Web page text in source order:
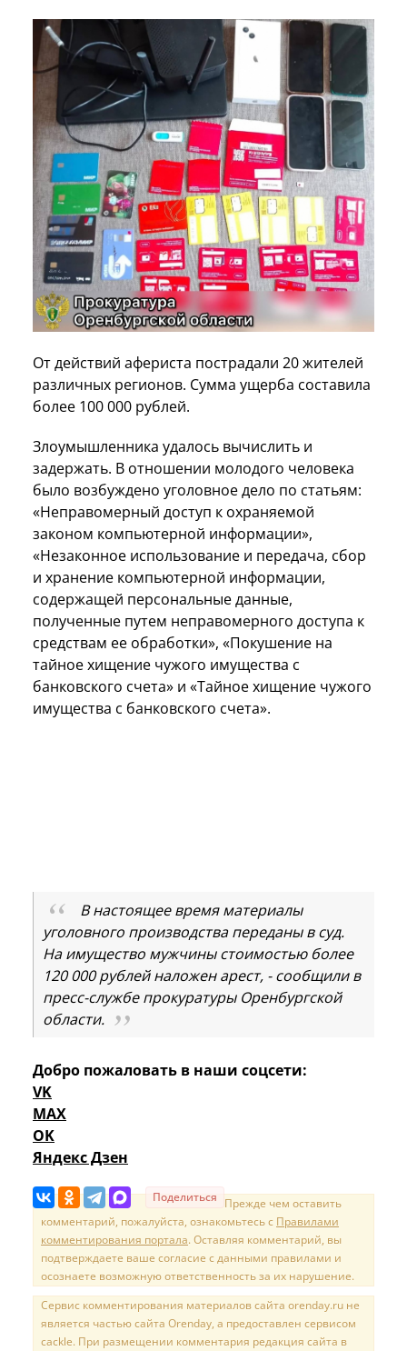
От действий афериста пострадали 20 жителей
различных регионов. Сумма ущерба составила
более 100 000 рублей.
Злоумышленника удалось вычислить и
задержать. В отношении молодого человека
было возбуждено уголовное дело по статьям:
«Неправомерный доступ к охраняемой
законом компьютерной информации»,
«Незаконное использование и передача, сбор
и хранение компьютерной информации,
содержащей персональные данные,
полученные путем неправомерного доступа к
средствам ее обработки», «Покушение на
тайное хищение чужого имущества с
банковского счета» и «Тайное хищение чужого
имущества с банковского счета».
В настоящее время материалы
уголовного производства переданы в суд.
На имущество мужчины стоимостью более
120 000 рублей наложен арест, - сообщили в
пресс-службе прокуратуры Оренбургской
области.
Добро пожаловать в наши соцсети:
VK
MAX
OK
Яндекс Дзен
Поделиться Прежде чем оставить
комментарий, пожалуйста, ознакомьтесь с Правилами
комментирования портала. Оставляя комментарий, вы
подтверждаете ваше согласие с данными правилами и
осознаете возможную ответственность за их нарушение.
Сервис комментирования материалов сайта orenday.ru не
является частью сайта Orenday, а предоставлен сервисом
cackle. При размещении комментария редакция сайта в